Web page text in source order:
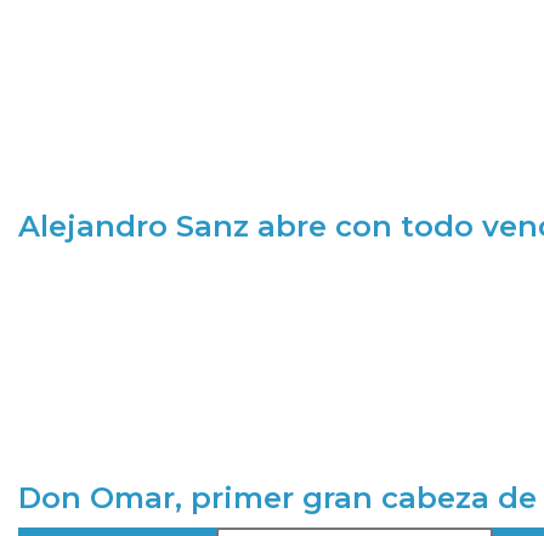
Alejandro Sanz abre con todo
Don Omar, primer gran cabeza